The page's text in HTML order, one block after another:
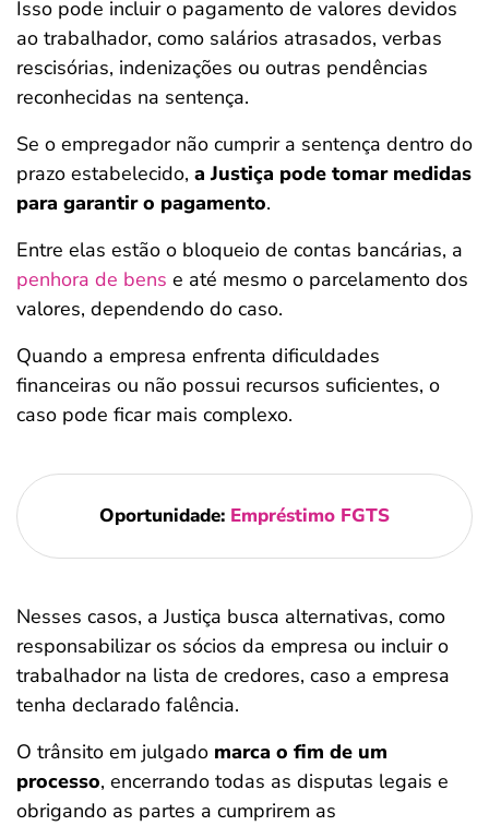
Isso pode incluir o pagamento de valores devidos
ao trabalhador, como salários atrasados, verbas
rescisórias, indenizações ou outras pendências
reconhecidas na sentença.
Se o empregador não cumprir a sentença dentro do
prazo estabelecido, a Justiça pode tomar medidas
para garantir o pagamento.
Entre elas estão o bloqueio de contas bancárias, a
penhora de bens e até mesmo o parcelamento dos
valores, dependendo do caso.
Quando a empresa enfrenta dificuldades
financeiras ou não possui recursos suficientes, o
caso pode ficar mais complexo.
Oportunidade: Empréstimo FGTS
Nesses casos, a Justiça busca alternativas, como
responsabilizar os sócios da empresa ou incluir o
trabalhador na lista de credores, caso a empresa
tenha declarado falência.
O trânsito em julgado marca o fim de um
processo, encerrando todas as disputas legais e
obrigando as partes a cumprirem as